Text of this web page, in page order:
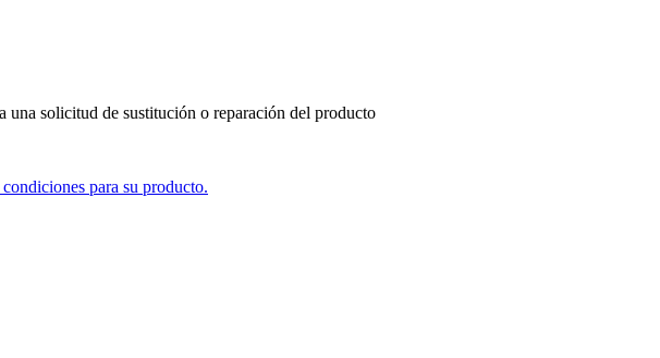
una solicitud de sustitución o reparación del producto
para su producto.